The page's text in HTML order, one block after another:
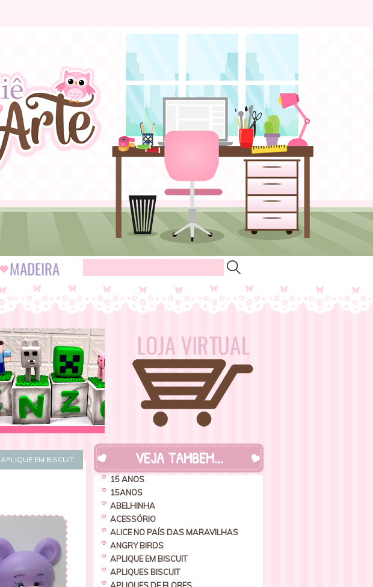
APLIQUE EM BISCUIT VEJA TAMBEM...
15 ANOS
15ANOS
ABELHINHA
ACESSÓRIO
ALICE NO PAÍS DAS MARAVILHAS
ANGRY BIRDS
APLIQUE EM BISCUIT
APLIQUES BISCUIT